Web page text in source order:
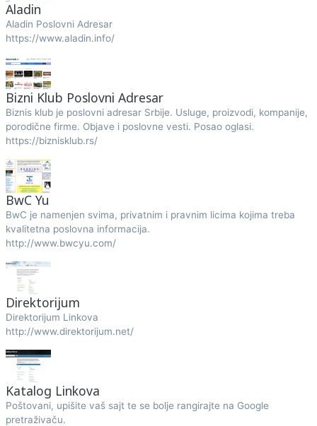
Aladin
Aladin Poslovni Adresar
https://www.aladin.info/
Bizni Klub Poslovni Adresar
Biznis klub je poslovni adresar Srbije. Usluge, proizvodi, kompanije,
porodične firme. Objave i poslovne vesti. Posao oglasi.
https://biznisklub.rs/
BwC Yu
BwC je namenjen svima, privatnim i pravnim licima kojima treba
kvalitetna poslovna informacija.
http://www.bwcyu.com/
Direktorijum
Direktorijum Linkova
http://www.direktorijum.net/
Katalog Linkova
Poštovani, upišite vaš sajt te se bolje rangirajte na Google
pretraživaču.